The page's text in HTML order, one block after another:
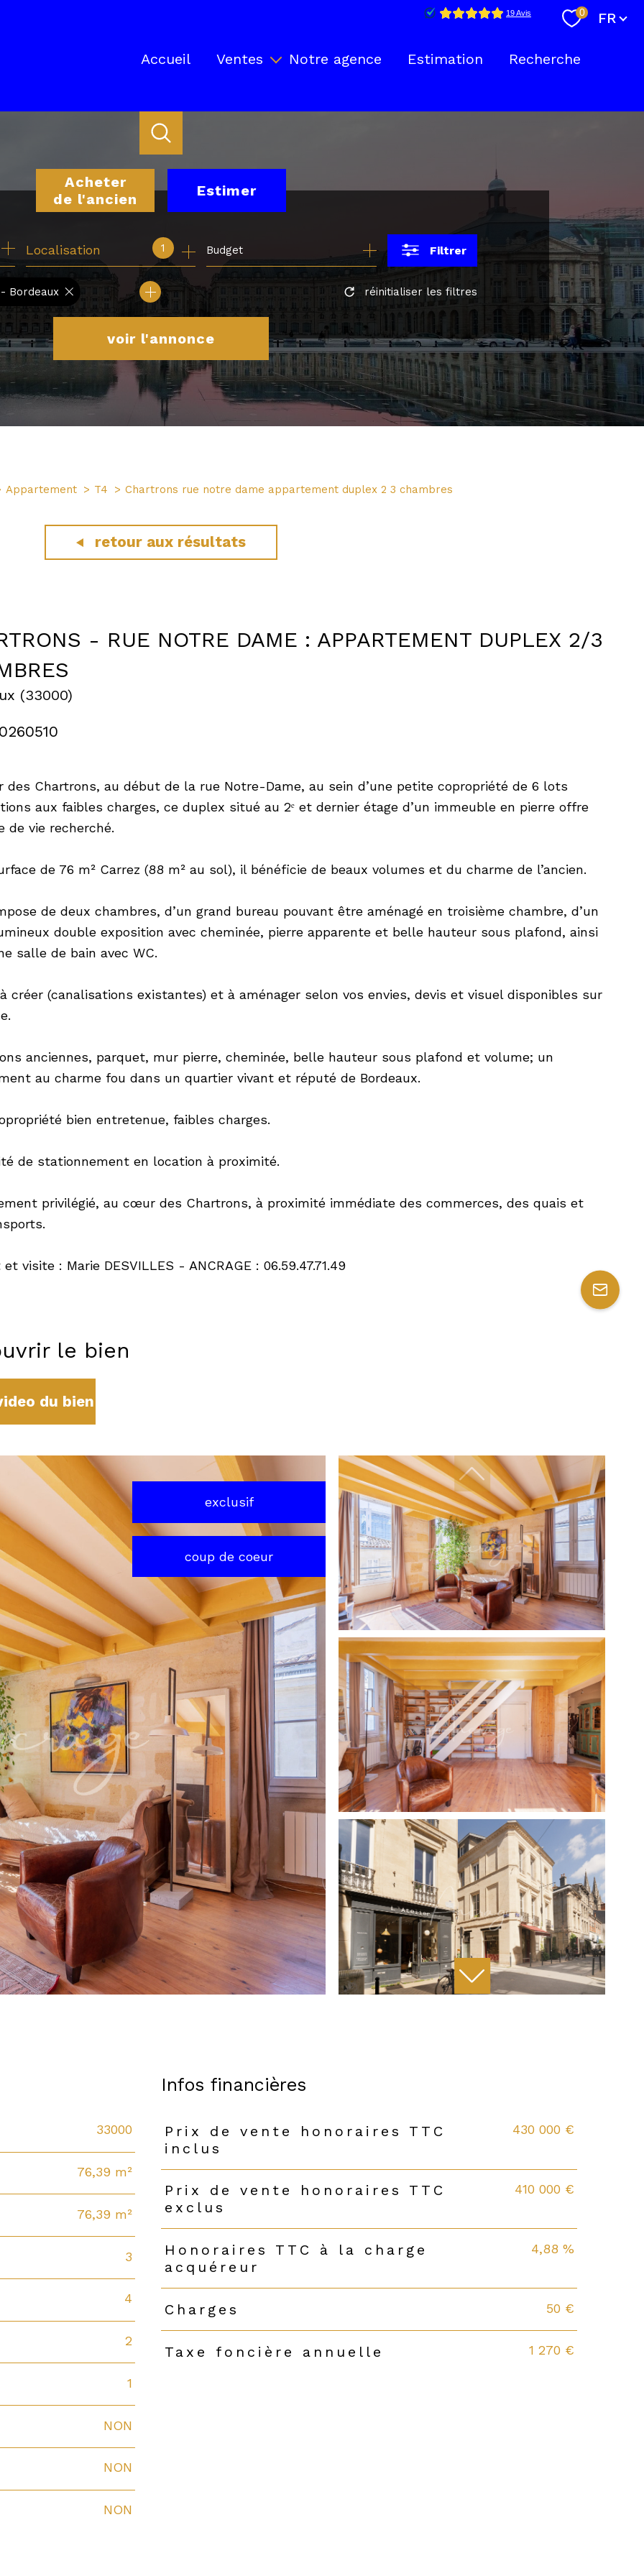
0 FR
Accueil Ventes
Locaux professionnels en vente
Biens vendus par Ancrage
Notre agence Estimation Recherche
Acheter
de l'ancien
de l'immo pro
Estimer
1
Localisation Budget Filtrer
voir l'annonce
Bordeaux réinitialiser les filtres
Appartement T4 Chartrons rue notre dame appartement duplex 2 3 chambres
retour aux résultats
exclusif
coup de coeur
- RUE NOTRE DAME : APPARTEMENT DUPLEX 2/3
(33000)
Chartrons, au début de la rue Notre-Dame, au sein d’une petite copropriété de 6 lots
aux faibles charges, ce duplex situé au 2ᵉ et dernier étage d’un immeuble en pierre offre
de vie recherché.
de 76 m² Carrez (88 m² au sol), il bénéficie de beaux volumes et du charme de l’ancien.
de deux chambres, d’un grand bureau pouvant être aménagé en troisième chambre, d’un
double exposition avec cheminée, pierre apparente et belle hauteur sous plafond, ainsi
salle de bain avec WC.
créer (canalisations existantes) et à aménager selon vos envies, devis et visuel disponibles sur
anciennes, parquet, mur pierre, cheminée, belle hauteur sous plafond et volume; un
au charme fou dans un quartier vivant et réputé de Bordeaux.
bien entretenue, faibles charges.
de stationnement en location à proximité.
privilégié, au cœur des Chartrons, à proximité immédiate des commerces, des quais et
visite : Marie DESVILLES - ANCRAGE : 06.59.47.71.49
le bien
du bien
33000
76,39 m²
76,39 m²
3
4
2
1
NON
NON
NON
Infos financières
Caractéristiques Valeurs
Prix de vente honoraires TTC
inclus
430 000 €
Prix de vente honoraires TTC
exclus
410 000 €
Honoraires TTC à la charge
acquéreur
4,88 %
Charges 50 €
Taxe foncière annuelle 1 270 €